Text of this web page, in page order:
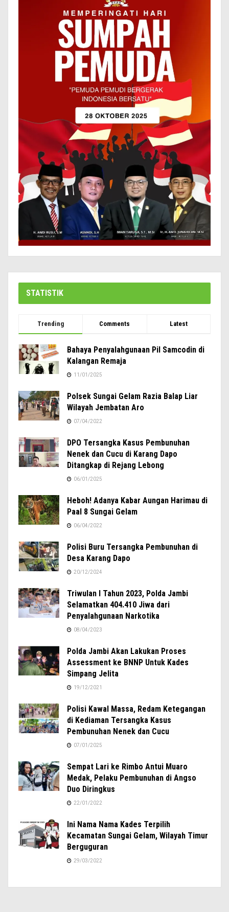
STATISTIK
Trending Comments Latest
Bahaya Penyalahgunaan Pil Samcodin di
Kalangan Remaja
11/01/2025
Polsek Sungai Gelam Razia Balap Liar
Wilayah Jembatan Aro
07/04/2022
DPO Tersangka Kasus Pembunuhan
Nenek dan Cucu di Karang Dapo
Ditangkap di Rejang Lebong
06/01/2025
Heboh! Adanya Kabar Aungan Harimau di
Paal 8 Sungai Gelam
06/04/2022
Polisi Buru Tersangka Pembunuhan di
Desa Karang Dapo
20/12/2024
Triwulan I Tahun 2023, Polda Jambi
Selamatkan 404.410 Jiwa dari
Penyalahgunaan Narkotika
08/04/2023
Polda Jambi Akan Lakukan Proses
Assessment ke BNNP Untuk Kades
Simpang Jelita
19/12/2021
Polisi Kawal Massa, Redam Ketegangan
di Kediaman Tersangka Kasus
Pembunuhan Nenek dan Cucu
07/01/2025
Sempat Lari ke Rimbo Antui Muaro
Medak, Pelaku Pembunuhan di Angso
Duo Diringkus
22/01/2022
Ini Nama Nama Kades Terpilih
Kecamatan Sungai Gelam, Wilayah Timur
Berguguran
29/03/2022